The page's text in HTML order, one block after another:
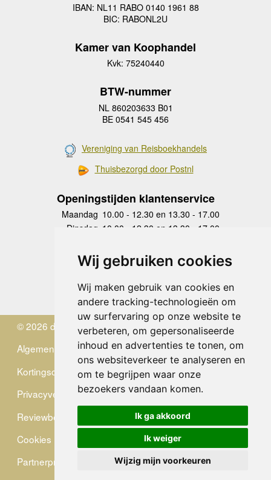
Wij gebruiken cookies
Wij maken gebruik van cookies en
andere tracking-technologieën om
uw surfervaring op onze website te
verbeteren, om gepersonaliseerde
inhoud en advertenties te tonen, om
ons websiteverkeer te analyseren en
om te begrijpen waar onze
bezoekers vandaan komen.
Ik ga akkoord
Ik weiger
Wijzig mijn voorkeuren
IBAN: NL11 RABO 0140 1961 88
BIC: RABONL2U
Kamer van Koophandel
Kvk: 75240440
BTW-nummer
NL 860203633 B01
BE 0541 545 456
Vereniging van Reisboekhandels
Thuisbezorgd door Postnl
Openingstijden klantenservice
Maandag 10.00 - 12.30 en 13.30 - 17.00
Dinsdag 10.00 - 12.30 en 13.30 - 17.00
Donderdag
10.00 - 12.30 en 13.30 - 17.00
Vrijdag 10.00 - 12.30 en 13.30 - 17.00
Zaterdag
gesloten
Zondag gesloten
© 2026 de Zwerver
Algemene Voorwaarden
Kortingscode
Privacyverklaring
Reviewbeleid
Cookies
Partnerprogramma